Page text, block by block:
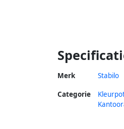
Merk Stabilo
Categorie